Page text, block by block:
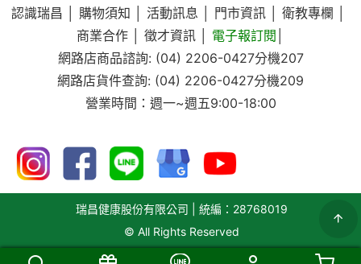
認識瑞昌 購物須知 活動訊息 門市資訊 衛教專欄
商業合作
徵才資訊 電子報訂閱
網路店商品諮詢: (04) 2206-0427分機207
網路店貨件查詢: (04) 2206-0427分機209
營業時間：週一~週五9:00-18:00
瑞昌健康股份有限公司 | 統編：28768019
© All Rights Reserved